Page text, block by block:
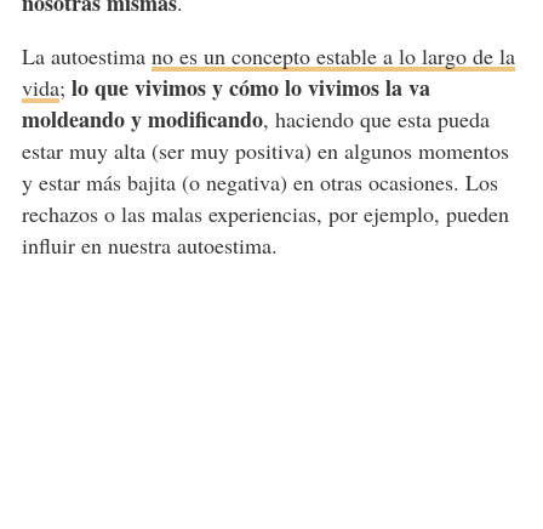
La autoestima no es un concepto estable a lo largo de la
vida; lo que vivimos y cómo lo vivimos la va
moldeando y modificando, haciendo que esta pueda
estar muy alta (ser muy positiva) en algunos momentos
y estar más bajita (o negativa) en otras ocasiones. Los
rechazos o las malas experiencias, por ejemplo, pueden
influir en nuestra autoestima.